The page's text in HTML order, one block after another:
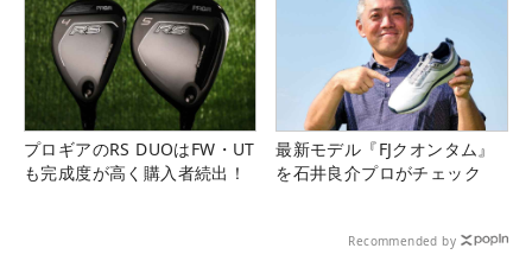
プロギアのRS DUOはFW・UT
も完成度が高く購入者続出！
最新モデル『FJクオンタム』
を石井良介プロがチェック
Recommended by